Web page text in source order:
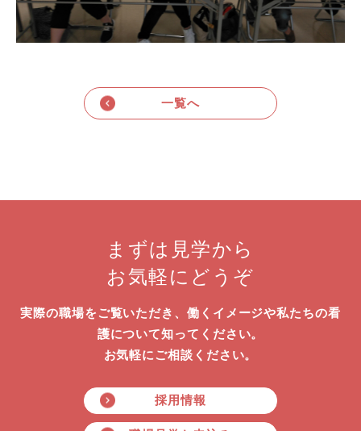
一覧へ
まずは見学から
お気軽にどうぞ
実際の職場をご覧いただき、働くイメージや私たちの看
護について知ってください。
お気軽にご相談ください。
採用情報